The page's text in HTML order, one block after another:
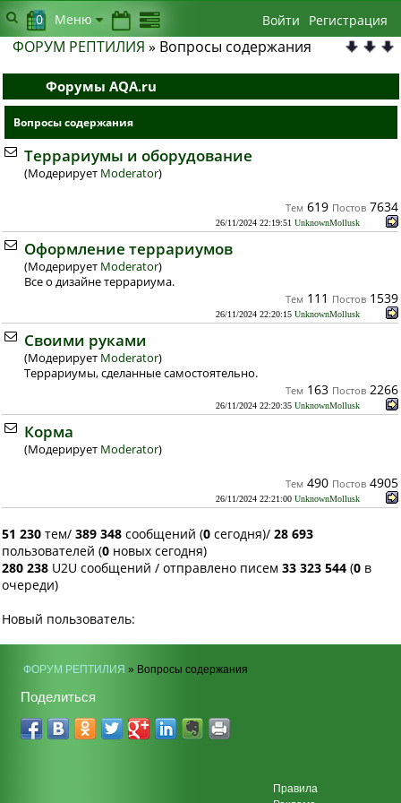
ФОРУМ РЕПТИЛИЯ » Вопросы содержания
Форумы AQA.ru
Вопросы содержания
Террариумы и оборудование
(Модерирует Moderator)
Тем 619 Постов 7634
26/11/2024 22:19:51 UnknownMollusk
Оформление террариумов
(Модерирует Moderator)
Все о дизайне террариума.
Тем 111 Постов 1539
26/11/2024 22:20:15 UnknownMollusk
Своими руками
(Модерирует Moderator)
Террариумы, сделанные самостоятельно.
Тем 163 Постов 2266
26/11/2024 22:20:35 UnknownMollusk
Корма
(Модерирует Moderator)
Тем 490 Постов 4905
26/11/2024 22:21:00 UnknownMollusk
51 230 тем/389 348 сообщений (0 сегодня)/28 693
пользователей (0 новых сегодня)
280 238 U2U сообщений / отправлено писем33 323 544 (0 в
очереди)
Новый пользователь:
0 Меню Войти Регистрация
ФОРУМ РЕПТИЛИЯ » Вопросы содержания
Поделиться
Правила